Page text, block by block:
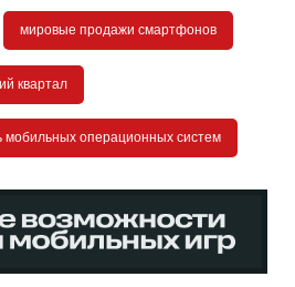
мировые продажи смартфонов
квартал
мобильных операционных систем